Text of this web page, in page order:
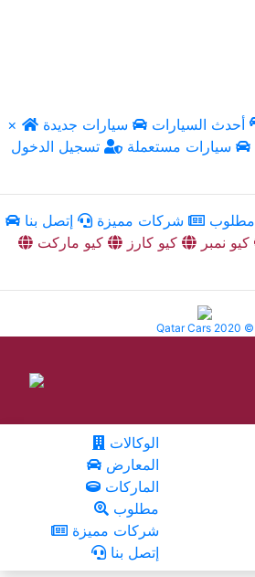
× أحدث السيارات
سيارات جديدة
سيارات مستعملة
تسجيل الدخول
مطلوب شركات مميزة
إتصل بنا
كيو نمبر كيو كارز
كيو ماركت
Qatar Cars 2020 ©
الوكالات
المعارض
الماركات
مطلوب
شركات مميزة
إتصل بنا